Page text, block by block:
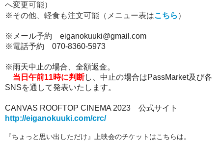
へ変更可能）
※その他、軽食も注文可能 （メニュー表はこちら）
※メール予約 eiganokuuki@gmail.com
※電話予約 070-8360-5973
※雨天中止の場合、全額返金。
当日午前11時に判断し、中止の場合はPassMarket及び各
SNSを通して発表いたします。
CANVAS ROOFTOP CINEMA 2023 公式サイト
http://eiganokuuki.com/crc/
『ちょっと思い出しただけ』上映会のチケットはこちらは。